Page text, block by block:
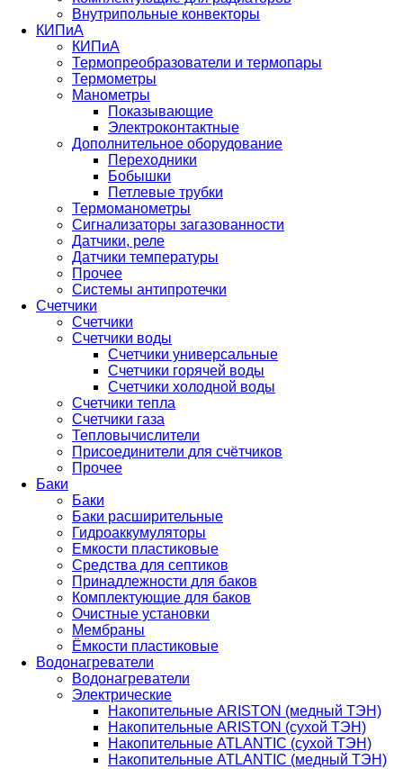
Внутрипольные конвекторы
КИПиА
КИПиА
Термопреобразователи и термопары
Термометры
Манометры
Показывающие
Электроконтактные
Дополнительное оборудование
Переходники
Бобышки
Петлевые трубки
Термоманометры
Сигнализаторы загазованности
Датчики, реле
Датчики температуры
Прочее
Системы антипротечки
Счетчики
Счетчики
Счетчики воды
Счетчики универсальные
Счетчики горячей воды
Счетчики холодной воды
Счетчики тепла
Счетчики газа
Тепловычислители
Присоединители для счётчиков
Прочее
Баки
Баки
Баки расширительные
Гидроаккумуляторы
Емкости пластиковые
Средства для септиков
Принадлежности для баков
Комплектующие для баков
Очистные установки
Мембраны
Ёмкости пластиковые
Водонагреватели
Водонагреватели
Электрические
Накопительные ARISTON (медный ТЭН)
Накопительные ARISTON (сухой ТЭН)
Накопительные ATLANTIC (сухой ТЭН)
Накопительные ATLANTIC (медный ТЭН)